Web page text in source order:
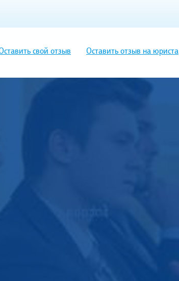
свой отзыв Оставить отзыв на юриста